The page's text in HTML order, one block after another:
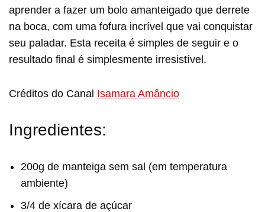
aprender a fazer um bolo amanteigado que derrete
na boca, com uma fofura incrível que vai conquistar
seu paladar. Esta receita é simples de seguir e o
resultado final é simplesmente irresistível.
Créditos do Canal Isamara Amâncio
Ingredientes:
200g de manteiga sem sal (em temperatura
ambiente)
3/4 de xícara de açúcar